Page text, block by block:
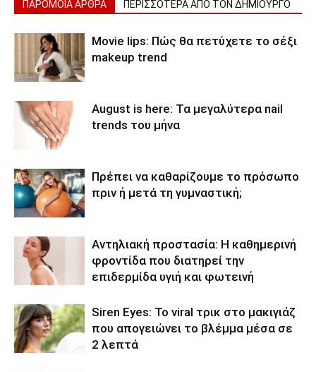
ΠΑΡΟΜΟΙΑ ΑΡΘΡΑ ΠΕΡΙΣΣΟΤΕΡΑ ΑΠΟ ΤΟΝ ΔΗΜΙΟΥΡΓΟ
Movie lips: Πώς θα πετύχετε το σέξι
makeup trend
August is here: Τα μεγαλύτερα nail
trends του μήνα
Πρέπει να καθαρίζουμε το πρόσωπο
πριν ή μετά τη γυμναστική;
Αντηλιακή προστασία: Η καθημερινή
φροντίδα που διατηρεί την
επιδερμίδα υγιή και φωτεινή
Siren Eyes: Το viral τρικ στο μακιγιάζ
που απογειώνει το βλέμμα μέσα σε
2 λεπτά